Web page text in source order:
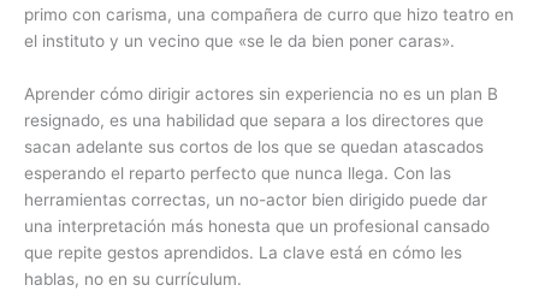
primo con carisma, una compañera de curro que hizo teatro en
el instituto y un vecino que «se le da bien poner caras».
Aprender cómo dirigir actores sin experiencia no es un plan B
resignado, es una habilidad que separa a los directores que
sacan adelante sus cortos de los que se quedan atascados
esperando el reparto perfecto que nunca llega. Con las
herramientas correctas, un no-actor bien dirigido puede dar
una interpretación más honesta que un profesional cansado
que repite gestos aprendidos. La clave está en cómo les
hablas, no en su currículum.